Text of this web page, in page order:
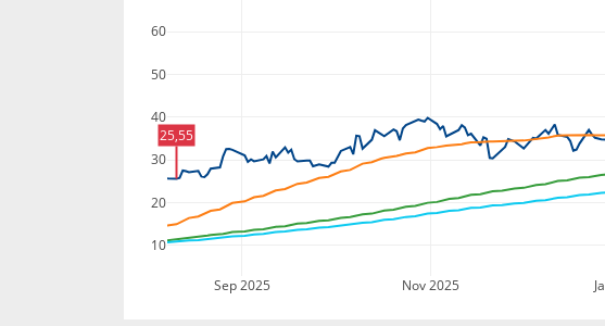
Sep 2025 Nov 2025
10
20
30
40
50
60
25,55